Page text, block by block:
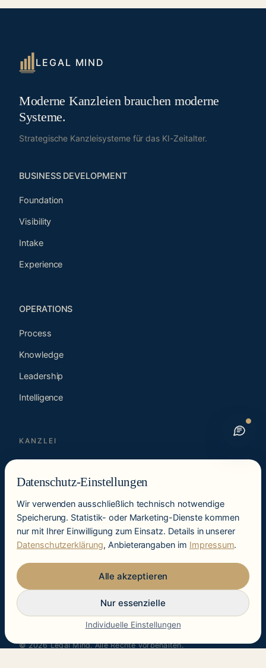
LEGAL MIND
Moderne Kanzleien brauchen moderne
Systeme.
Strategische Kanzleisysteme für das KI-Zeitalter.
BUSINESS DEVELOPMENT
Foundation
Visibility
Intake
Experience
OPERATIONS
Process
Knowledge
Leadership
Intelligence
KANZLEI
Lösungen
Insights
Über uns
Kontakt
© 2026 Legal Mind. Alle Rechte vorbehalten.
Datenschutz-Einstellungen
Wir verwenden ausschließlich technisch notwendige
Speicherung. Statistik- oder Marketing-Dienste kommen
nur mit Ihrer Einwilligung zum Einsatz. Details in unserer
Datenschutzerklärung, Anbieterangaben im Impressum.
Alle akzeptieren
Nur essenzielle
Individuelle Einstellungen